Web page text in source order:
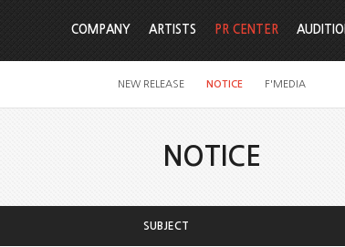
COMPANY ARTISTS PR CENTER
NEW RELEASE NOTICE F'MEDIA
NOTICE
SUBJECT